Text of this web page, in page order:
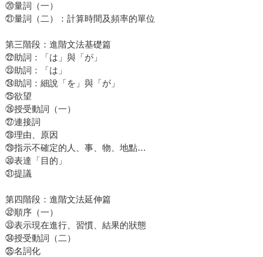
⑳量詞（一）
㉑量詞（二）：計算時間及頻率的單位
第三階段：進階文法基礎篇
㉒助詞：「は」與「が」
㉓助詞：「は」
㉔助詞：細說「を」與「が」
㉕欲望
㉖授受動詞（一）
㉗連接詞
㉘理由、原因
㉙指示不確定的人、事、物、地點…
㉚表達「目的」
㉛提議
第四階段：進階文法延伸篇
㉜順序（一）
㉝表示現在進行、習慣、結果的狀態
㉞授受動詞（二）
㉟名詞化